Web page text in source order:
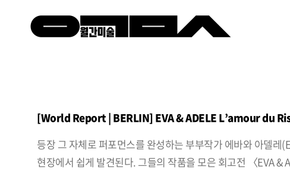
[World Report | BERLIN] EVA & ADELE L’amour du
등장 그 자체로 퍼포먼스를 완성하는 부부작가 에바와 아델레
현장에서 쉽게 발견된다. 그들의 작품을 모은 회고전 〈EVA